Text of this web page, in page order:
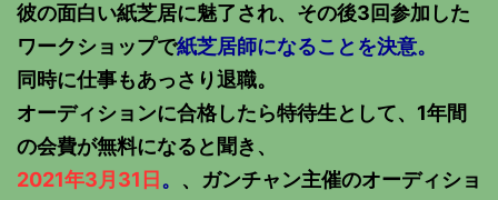
彼の面白い紙芝居に魅了され、その後3回参加した
ワークショップで紙芝居師になることを決意。
同時に仕事もあっさり退職。
オーディションに合格したら特待生として、1年間
の会費が無料になると聞き、
2021年3月31日 。 、ガンチャン主催のオーディショ